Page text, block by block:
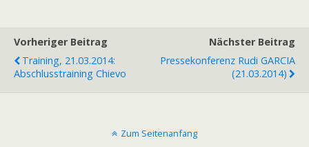
Vorheriger Beitrag
Training, 21.03.2014:
Abschlusstraining Chievo
Nächster Beitrag
Pressekonferenz Rudi GARCIA
(21.03.2014)
Zum Seitenanfang